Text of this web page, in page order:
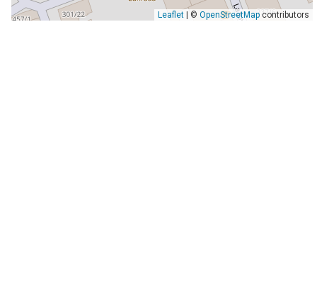
Leaflet| © OpenStreetMapcontributors